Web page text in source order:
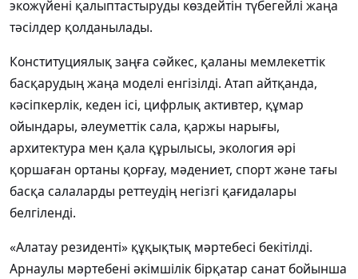
экожүйені қалыптастыруды көздейтін түбегейлі жаңа
тәсілдер қолданылады.
Конституциялық заңға сәйкес, қаланы мемлекеттік
басқарудың жаңа моделі енгізілді. Атап айтқанда,
кәсіпкерлік, кеден ісі, цифрлық активтер, құмар
ойындары, әлеуметтік сала, қаржы нарығы,
архитектура мен қала құрылысы, экология әрі
қоршаған ортаны қорғау, мәдениет, спорт және тағы
басқа салаларды реттеудің негізгі қағидалары
белгіленді.
«Алатау резиденті» құқықтық мәртебесі бекітілді.
Арнаулы мәртебені әкімшілік бірқатар санат бойынша